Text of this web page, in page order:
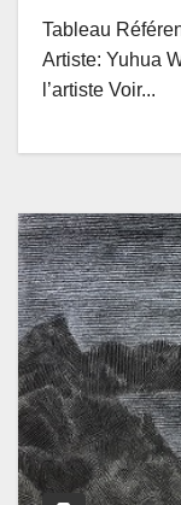
Tableau
Artiste: Yuhua
l’artiste Voir...